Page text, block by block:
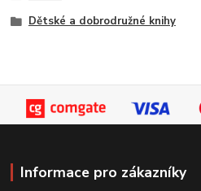
Dětské a dobrodružné knihy
Informace pro zákazníky